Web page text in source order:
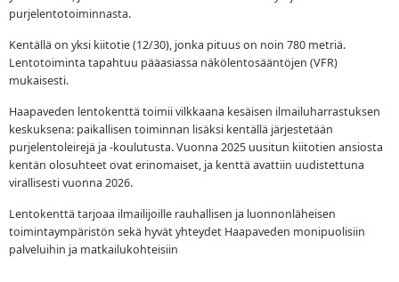
purjelentotoiminnasta.
Kentällä on yksi kiitotie (12/30), jonka pituus on noin 780 metriä.
Lentotoiminta tapahtuu pääasiassa näkölentosääntöjen (VFR)
mukaisesti.
Haapaveden lentokenttä toimii vilkkaana kesäisen ilmailuharrastuksen
keskuksena: paikallisen toiminnan lisäksi kentällä järjestetään
purjelentoleirejä ja -koulutusta. Vuonna 2025 uusitun kiitotien ansiosta
kentän olosuhteet ovat erinomaiset, ja kenttä avattiin uudistettuna
virallisesti vuonna 2026.
Lentokenttä tarjoaa ilmailijoille rauhallisen ja luonnonläheisen
toimintaympäristön sekä hyvät yhteydet Haapaveden monipuolisiin
palveluihin ja matkailukohteisiin